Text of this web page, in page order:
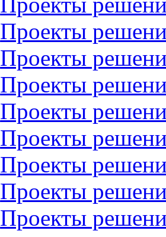
Проекты
Проекты
Проекты
Проекты
Проекты
Проекты
Проекты
Проекты